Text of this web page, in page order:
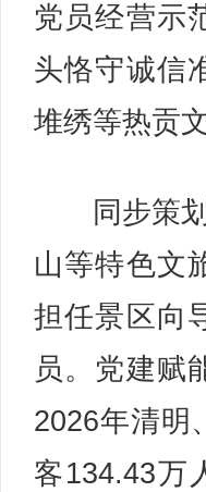
党员经营示
头恪守诚信
堆绣等热贡
同步策划“
山等特色文
担任景区向
员。党建赋
2026年清明
客134.43万